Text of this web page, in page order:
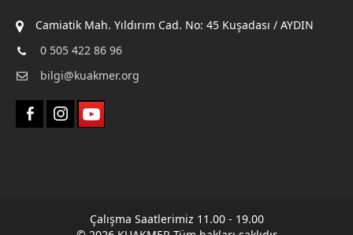
Camiatik Mah. Yıldırım Cad. No: 45 Kuşadası / AYDIN
0 505 422 86 96
bilgi@kuakmer.org
Çalışma Saatlerimiz 11.00 - 19.00